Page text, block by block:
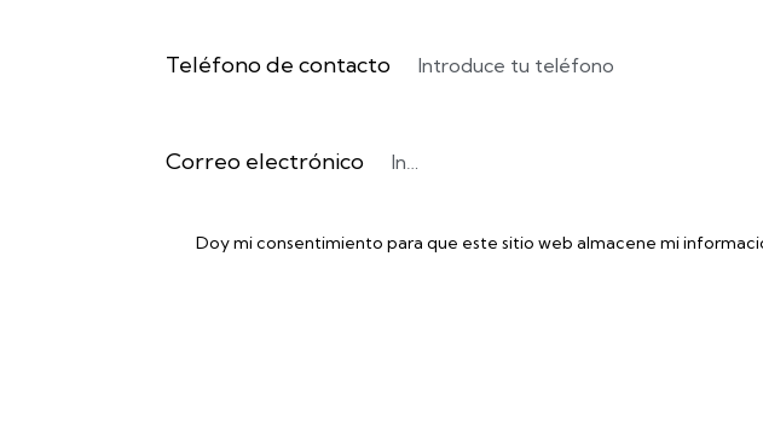
Teléfono de contacto
Correo electrónico
Doy mi consentimiento para que este sitio web almacene mi